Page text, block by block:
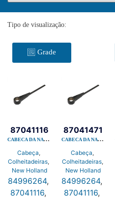
Tipo de visualização:
Grade
Cabeça,
Colheitadeiras,
New Holland
CABECA DA NAVALHA 23 PES FERRO FUNDIDO
87041116
84996264,
87041116,
Cabeça,
Colheitadeiras,
New Holland
CABECA DA NAVALHA 23 PES FERRO FUNDIDO
87041471
84996264,
87041116,